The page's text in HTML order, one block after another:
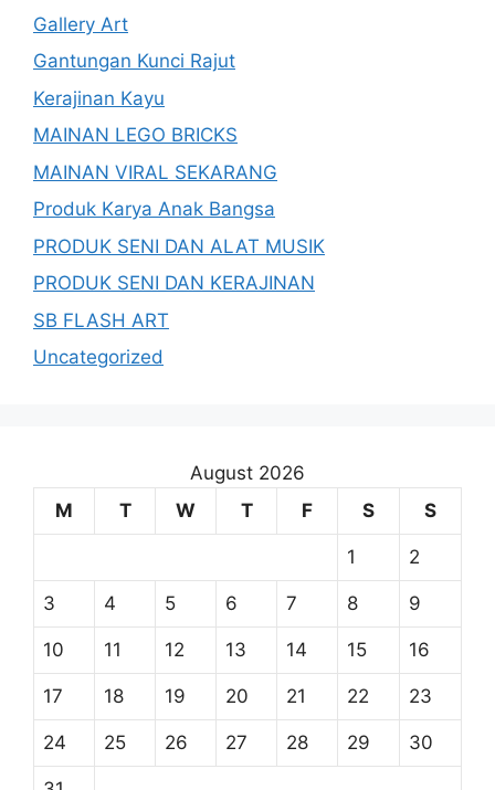
Gallery Art
Gantungan Kunci Rajut
Kerajinan Kayu
MAINAN LEGO BRICKS
MAINAN VIRAL SEKARANG
Produk Karya Anak Bangsa
PRODUK SENI DAN ALAT MUSIK
PRODUK SENI DAN KERAJINAN
SB FLASH ART
Uncategorized
August 2026
M
T W T F S S
1 2
3 4 5 6 7 8 9
10 11 12 13 14 15 16
17 18 19 20 21 22 23
24 25 26 27 28 29 30